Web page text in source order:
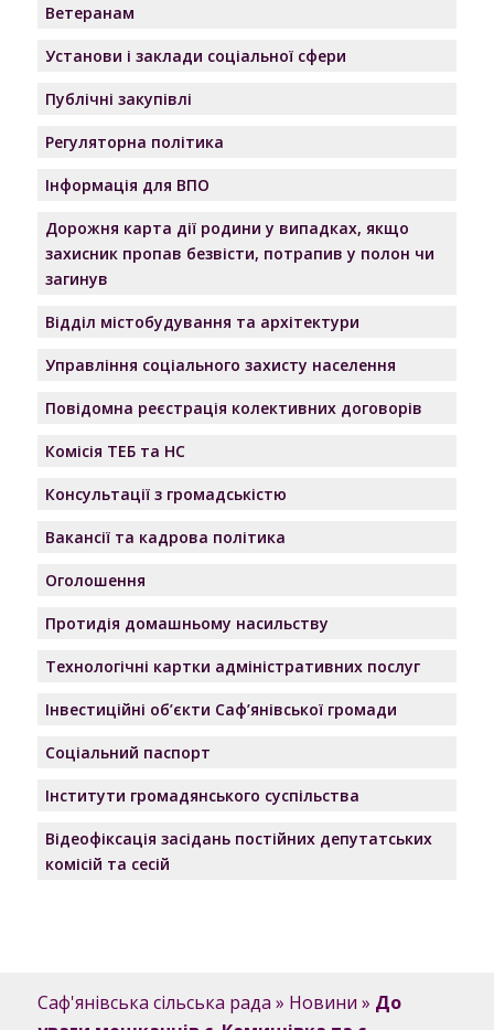
Ветеранам
Установи і заклади соціальної сфери
Публічні закупівлі
Регуляторна політика
Інформація для ВПО
Дорожня карта дії родини у випадках, якщо
захисник пропав безвісти, потрапив у полон чи
загинув
Відділ містобудування та архітектури
Управління соціального захисту населення
Повідомна реєстрація колективних договорів
Комісія ТЕБ та НС
Консультації з громадськістю
Вакансії та кадрова політика
Оголошення
Протидія домашньому насильству
Технологічні картки адміністративних послуг
Інвестиційні об’єкти Саф’янівської громади
Соціальний паспорт
Інститути громадянського суспільства
Відеофіксація засідань постійних депутатських
комісій та сесій
Саф'янівська сільська рада » Новини » До